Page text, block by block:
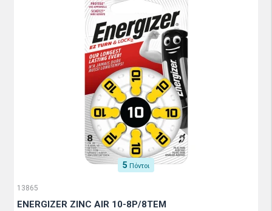
5 Πόντοι
13865
ENERGIZER ZINC AIR 10-8P/8ΤΕΜ